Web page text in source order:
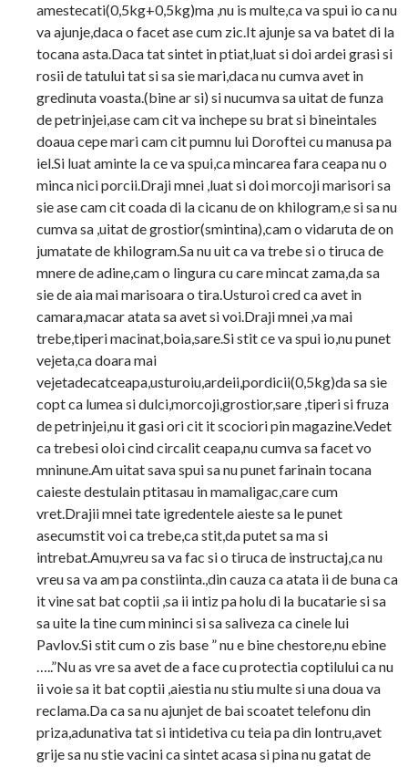
amestecati(0,5kg+0,5kg)ma ,nu is multe,ca va spui io ca nu
va ajunje,daca o facet ase cum zic.It ajunje sa va batet di la
tocana asta.Daca tat sintet in ptiat,luat si doi ardei grasi si
rosii de tatului tat si sa sie mari,daca nu cumva avet in
gredinuta voasta.(bine ar si) si nucumva sa uitat de funza
de petrinjei,ase cam cit va inchepe su brat si bineintales
doaua cepe mari cam cit pumnu lui Doroftei cu manusa pa
iel.Si luat aminte la ce va spui,ca mincarea fara ceapa nu o
minca nici porcii.Draji mnei ,luat si doi morcoji marisori sa
sie ase cam cit coada di la cicanu de on khilogram,e si sa nu
cumva sa ,uitat de grostior(smintina),cam o vidaruta de on
jumatate de khilogram.Sa nu uit ca va trebe si o tiruca de
mnere de adine,cam o lingura cu care mincat zama,da sa
sie de aia mai marisoara o tira.Usturoi cred ca avet in
camara,macar atata sa avet si voi.Draji mnei ,va mai
trebe,tiperi macinat,boia,sare.Si stit ce va spui io,nu punet
vejeta,ca doara mai
vejetadecatceapa,usturoiu,ardeii,pordicii(0,5kg)da sa sie
copt ca lumea si dulci,morcoji,grostior,sare ,tiperi si fruza
de petrinjei,nu it gasi ori cit it scociori pin magazine.Vedet
ca trebesi oloi cind circalit ceapa,nu cumva sa facet vo
mninune.Am uitat sava spui sa nu punet farinain tocana
caieste destulain ptitasau in mamaligac,care cum
vret.Drajii mnei tate igredentele aieste sa le punet
asecumstit voi ca trebe,ca stit,da putet sa ma si
intrebat.Amu,vreu sa va fac si o tiruca de instructaj,ca nu
vreu sa va am pa constiinta.,din cauza ca atata ii de buna ca
it vine sat bat coptii ,sa ii intiz pa holu di la bucatarie si sa
sa uite la tine cum mininci si sa saliveza ca cinele lui
Pavlov.Si stit cum o zis base ” nu e bine chestore,nu ebine
…..”Nu as vre sa avet de a face cu protectia coptilului ca nu
ii voie sa it bat coptii ,aiestia nu stiu multe si una doua va
reclama.Da ca sa nu ajunjet de bai scoatet telefonu din
priza,adunativa tat si intidetiva cu teia pa din lontru,avet
grije sa nu stie vacini ca sintet acasa si pina nu gatat de